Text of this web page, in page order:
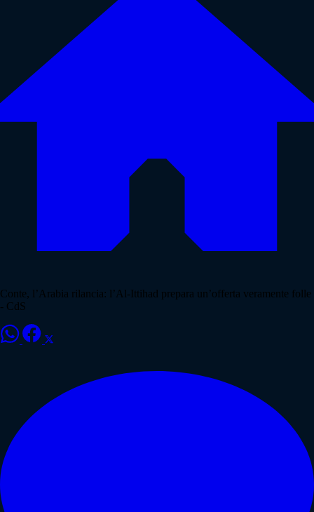
Conte, l’Arabia rilancia: l’Al-Ittihad prepara un’offerta veramente folle
- CdS